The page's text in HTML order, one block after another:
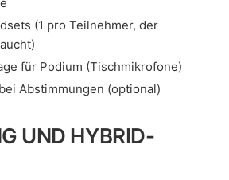
(1 pro Teilnehmer, der
für Podium (Tischmikrofone)
Abstimmungen (optional)
UND HYBRID-